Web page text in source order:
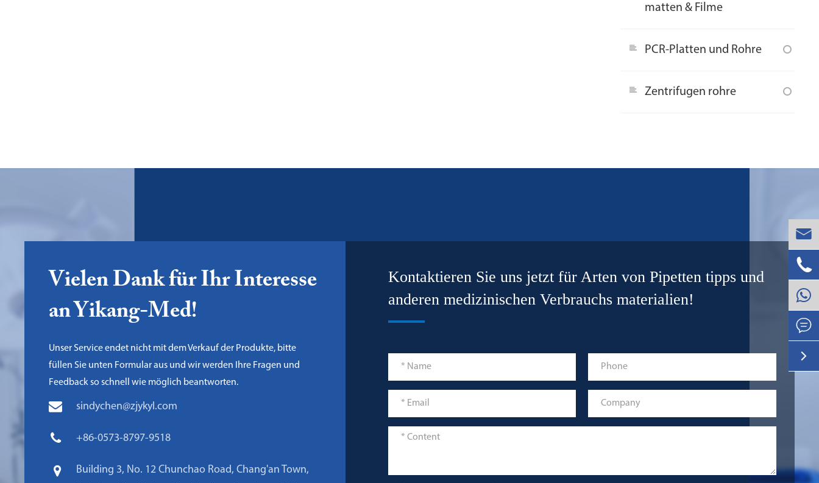
matten & Filme
PCR-Platten und Rohre
Zentrifugen rohre
Vielen Dank für Ihr Interesse
an Yikang-Med!
Unser Service endet nicht mit dem Verkauf der Produkte, bitte
füllen Sie unten Formular aus und wir werden Ihre Fragen und
Feedback so schnell wie möglich beantworten.
sindychen@zjykyl.com
+86-0573-8797-9518
Building 3, No. 12 Chunchao Road, Chang'an Town,
Kontaktieren Sie uns jetzt für Arten von Pipetten tipps und
anderen medizinischen Verbrauchs materialien!



